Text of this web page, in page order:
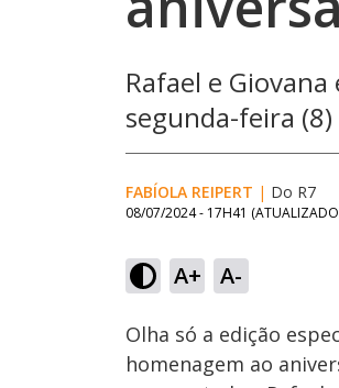
Rafael e
segunda-feira
FABÍOLA REIPERT | Do R7
08/07/2024 - 17H41
A+ A-
Ativar
Som
9.19%
Olha só a edição
homenagem ao